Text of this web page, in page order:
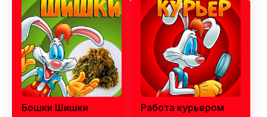
Бошки Шишки Работа курьером